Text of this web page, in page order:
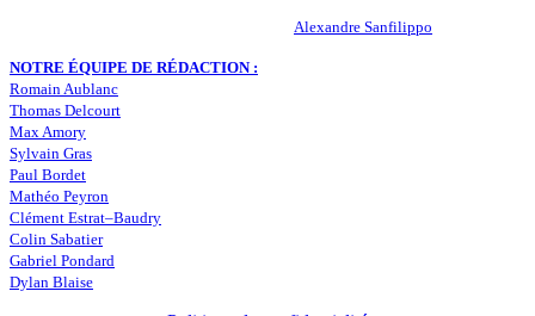
Alexandre Sanfilippo
NOTRE ÉQUIPE DE RÉDACTION :
Romain Aublanc
Thomas Delcourt
Max Amory
Sylvain Gras
Paul Bordet
Mathéo Peyron
Clément Estrat–Baudry
Colin Sabatier
Gabriel Pondard
Dylan Blaise